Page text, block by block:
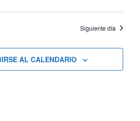
vistas
de
Siguiente día
AL CALENDARIO